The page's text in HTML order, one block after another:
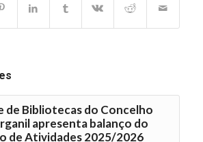
de Bibliotecas do Concelho
apresenta balanço do
de Atividades 2025/2026